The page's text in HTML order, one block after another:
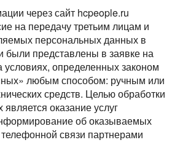
через сайт hcpeople.ru
на передачу третьим лицам и
персональных данных в
были представлены в заявке на
условиях, определенных законом
любым способом: ручным или
средств. Целью обработки
оказание услуг
об оказываемых
связи партнерами